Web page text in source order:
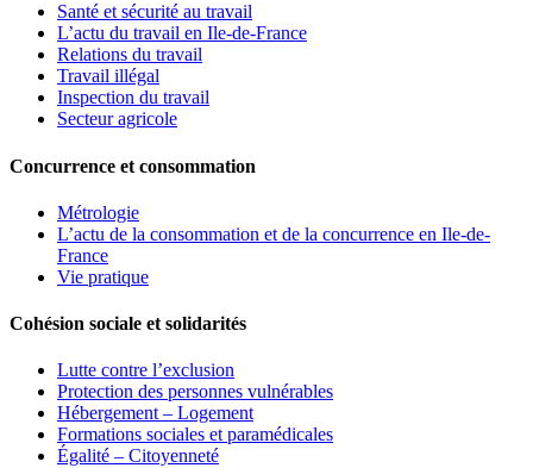
Santé et sécurité au travail
L’actu du travail en Ile-de-France
Relations du travail
Travail illégal
Inspection du travail
Secteur agricole
Concurrence et consommation
Métrologie
L’actu de la consommation et de la concurrence en Ile-de-
France
Vie pratique
Cohésion sociale et solidarités
Lutte contre l’exclusion
Protection des personnes vulnérables
Hébergement – Logement
Formations sociales et paramédicales
Égalité – Citoyenneté